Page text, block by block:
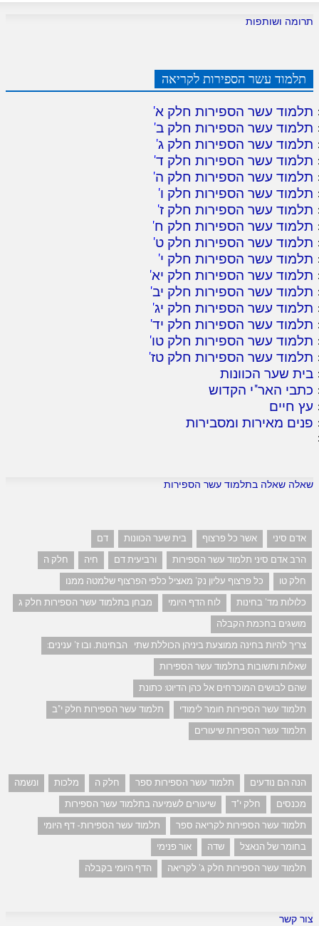
תרומה ושותפות
תלמוד עשר הספירות לקריאה
תלמוד עשר הספירות חלק א'
תלמוד עשר הספירות חלק ב'
תלמוד עשר הספירות חלק ג'
תלמוד עשר הספירות חלק ד'
תלמוד עשר הספירות חלק ה'
תלמוד עשר הספירות חלק ו'
תלמוד עשר הספירות חלק ז'
תלמוד עשר הספירות חלק ח'
תלמוד עשר הספירות חלק ט'
תלמוד עשר הספירות חלק י'
תלמוד עשר הספירות חלק יא'
תלמוד עשר הספירות חלק יב'
תלמוד עשר הספירות חלק יג'
תלמוד עשר הספירות חלק יד'
תלמוד עשר הספירות חלק טו'
תלמוד עשר הספירות חלק טז'
בית שער הכוונות
כתבי האר"י הקדוש
עץ חיים
פנים מאירות ומסבירות
שאלה שאלה בתלמוד עשר הספירות
אדם סיני אשר כל פרצוף בית שער הכוונות
דם
הרב אדם סיני תלמוד עשר הספירות
ורביעית דם חיה
חלק ה
חלק טו
כל פרצוף עליון נק' מאציל כלפי הפרצוף שלמטה ממנו
כלולות מד' בחינות
לוח הדף היומי
מבחן בתלמוד עשר הספירות חלק ג
מושגים בחכמת הקבלה
צריך להיות בחינה ממוצעת ביניהן הכוללת שתי הבחינות. ובו ז' ענינים:
שאלות ותשובות בתלמוד עשר הספירות
שהם לבושים המוכרחים אל כהן הדיוט: כתונת
תלמוד עשר הספירות חומר לימודי
תלמוד עשר הספירות חלק י"ב
תלמוד עשר הספירות שיעורים
הנה הם נודעים תלמוד עשר הספירות ספר חלק ה מלכות
ונשמה
מכנסים
חלק י"ד
שיעורים לשמיעה בתלמוד עשר הספירות
תלמוד עשר הספירות לקריאה ספר
תלמוד עשר הספירות- דף היומי
בחומר של הנאצל
שדה
אור פנימי
תלמוד עשר הספירות חלק ג' לקריאה
הדף היומי בקבלה
צור קשר